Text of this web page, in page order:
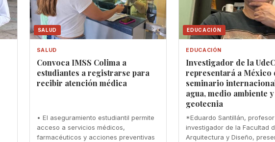
SALUD
SALUD
Convoca IMSS Colima a
estudiantes a registrarse para
recibir atención médica
• El aseguramiento estudiantil permite
acceso a servicios médicos,
farmacéuticos y acciones preventivas
EDUCACIÓN
EDUCACIÓN
Investigador de la UdeC
representará a México
seminario
agua, medio ambiente y
geotecnia
*Eduardo Santillán, profesor
investigador de la Facultad
Arquitectura y Diseño,